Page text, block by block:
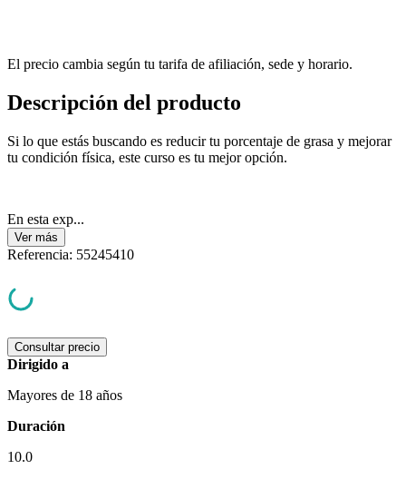
El precio cambia según tu tarifa de afiliación, sede y horario.
Descripción del producto
Si lo que estás buscando es reducir tu porcentaje de grasa y mejorar
tu condición física, este curso es tu mejor opción.
En esta exp...
Ver más
Referencia: 55245410
Consultar precio
Dirigido a
Mayores de 18 años
Duración
10.0